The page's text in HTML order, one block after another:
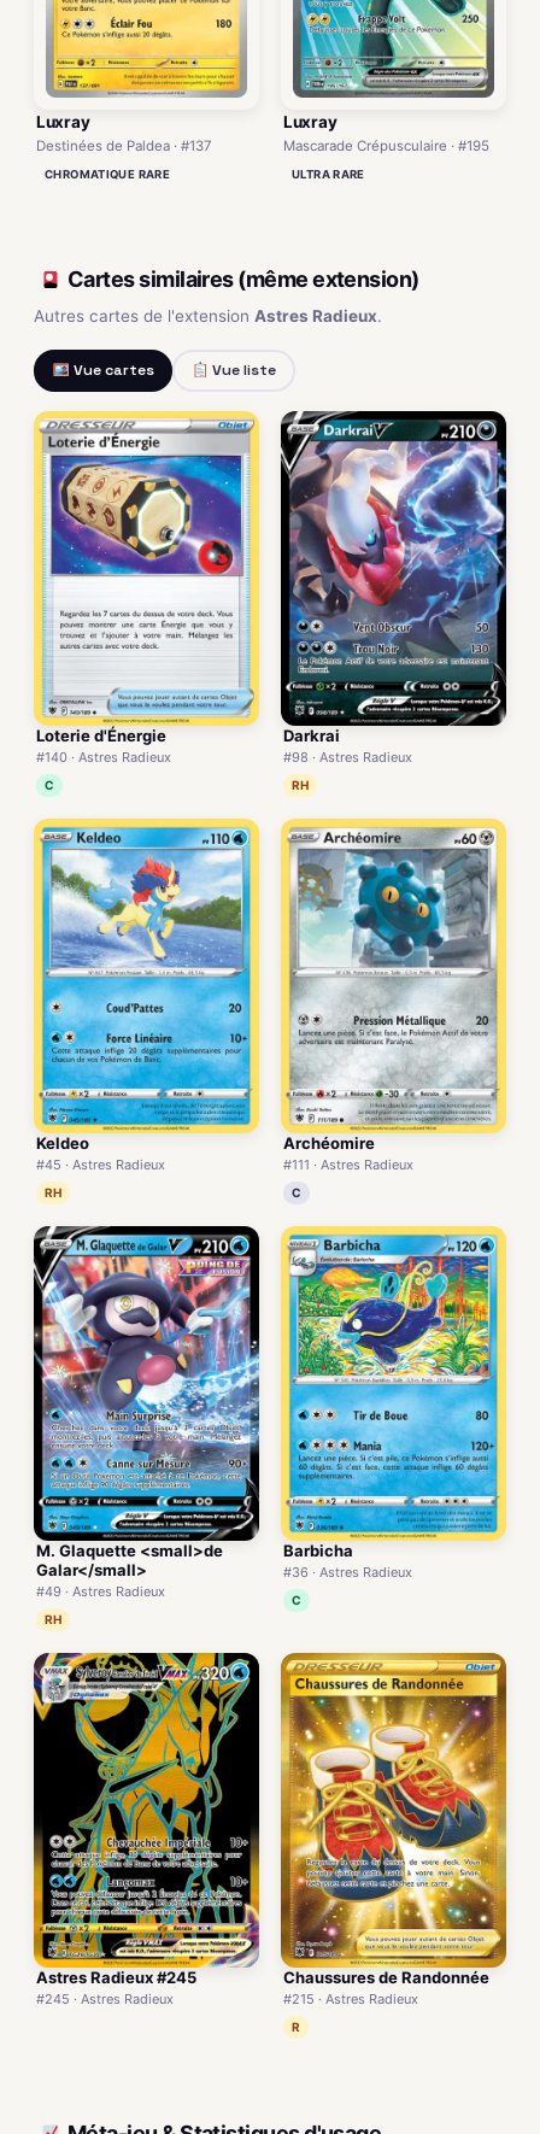
Luxray
Destinées de Paldea · #137
CHROMATIQUE RARE
Luxray
Mascarade Crépusculaire · #195
ULTRA RARE
Cartes similaires (même extension)
Autres cartes de l'extension Astres Radieux.
Vue cartes Vue liste
Loterie d'Énergie
#140 · Astres Radieux
C
Darkrai
#98 · Astres Radieux
RH
Keldeo
#45 · Astres Radieux
RH
Archéomire
#111 · Astres Radieux
C
M. Glaquette <small>de
Galar</small>
#49 · Astres Radieux
RH
Barbicha
#36 · Astres Radieux
C
Astres Radieux #245
#245 · Astres Radieux
Chaussures de Randonnée
#215 · Astres Radieux
R